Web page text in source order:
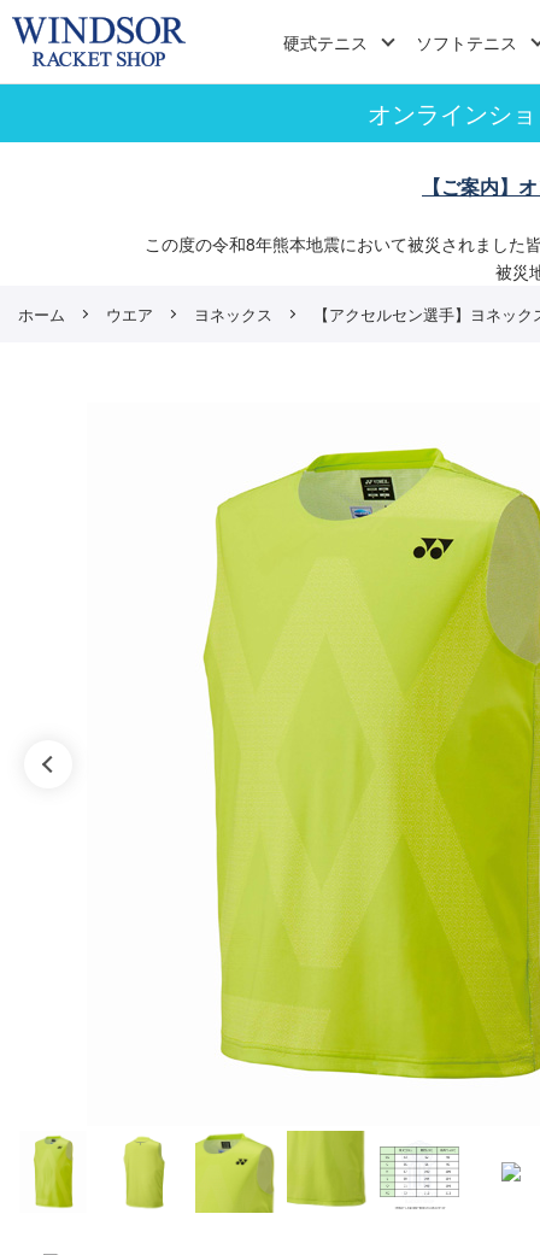
硬式テニス ソフトテニス
オンラインシ
【ご案内】
この度の令和8年熊本地震において被災されました
被災
ホーム ウエア ヨネックス 【アクセルセン選手】ヨネッ